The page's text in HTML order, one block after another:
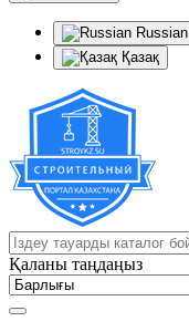
Russian
Қазақ
Қаланы таңдаңыз